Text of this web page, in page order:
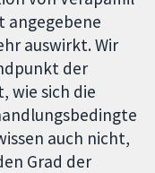
angegebene
auswirkt. Wir
der
wie sich die
auch nicht,
Grad der